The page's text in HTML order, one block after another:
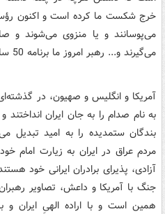
خرج شکست ما کرده است و اکنون
می‌پوسانند و یا منزوی می‌شوند و
می‌گیرند و... رهبر امروز ما برنامه 50 ساله را ابلاغ می‌کند.
آمریکا و انگلیس و صهیون، در
به نام صدام را به جان ایران
بندگان ستمدیده را به امید تبدیل
مردم عراق در ایران به زیارت امام
آزادی، پذیرای برادران ایرانی خود
جنگ با آمریکا و داعش، تصاویر
همین است و با اراده الهیِ ایران و